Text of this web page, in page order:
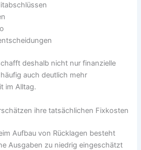
deshalb nicht nur finanzielle
auch deutlich mehr
im Alltag.
ihre tatsächlichen Fixkosten
Aufbau von Rücklagen besteht
Ausgaben zu niedrig eingeschätzt